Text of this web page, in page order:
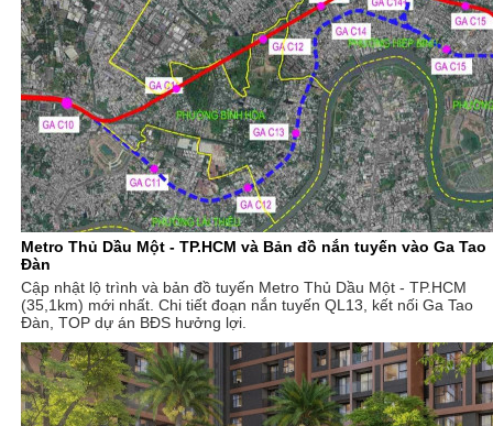
Metro Thủ Dầu Một - TP.HCM và Bản đồ nắn tuyến vào Ga Tao
Đàn
Cập nhật lộ trình và bản đồ tuyến Metro Thủ Dầu Một - TP.HCM
(35,1km) mới nhất. Chi tiết đoạn nắn tuyến QL13, kết nối Ga Tao
Đàn, TOP dự án BĐS hưởng lợi.